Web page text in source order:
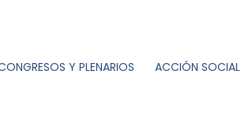
Y PLENARIOS ACCIÓN SOCIAL